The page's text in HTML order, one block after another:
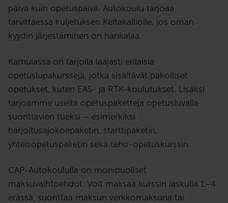
päivä kuin opetuspäivä. Autokoulu tarjoaa
tarvittaessa kuljetuksen Keltakalliolle, jos oman
kyydin järjestäminen on hankalaa.
Karhulassa on tarjolla laajasti erilaisia
opetuslupakursseja, jotka sisältävät pakolliset
opetukset, kuten EAS- ja RTK-koulutukset. Lisäksi
tarjoamme useita opetuspaketteja opetusluvalla
suorittavien tueksi – esimerkiksi
harjoitusajokoepaketin, starttipaketin,
yhteisopetuspaketin sekä teho-opetuskurssin.
CAP-Autokoululla on monipuoliset
maksuvaihtoehdot. Voit maksaa kurssin laskulla 1–4
erässä, suorittaa maksun verkkomaksuna tai